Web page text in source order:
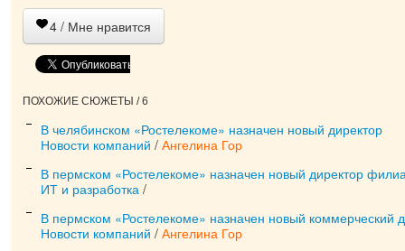
4 / Мне нравится
ПОХОЖИЕ СЮЖЕТЫ / 6
В челябинском «Ростелекоме» назначен новый директор
Новости компаний / Ангелина Гор
В пермском «Ростелекоме» назначен новый директор
ИТ и разработка /
В пермском «Ростелекоме» назначен новый коммерческий
Новости компаний / Ангелина Гор